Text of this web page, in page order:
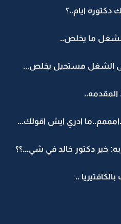
دكتوره ايام..؟
ما يخلص..
الشغل مستحيل يخلص...
المقدمه..
ادري ايش اقولك...
خير دكتور خالد في شي...؟؟
..